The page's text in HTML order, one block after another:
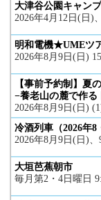
大津谷公園キャン
2026年4月12日(日)
明和電機★UMEツ
2026年8月9日(日)
【事前予約制】夏
−養老山の麓で作る
2026年8月9日(日)
冷酒列車（2026年8
2026年8月9日(日)
大垣芭蕉朝市
毎月第2・4日曜日